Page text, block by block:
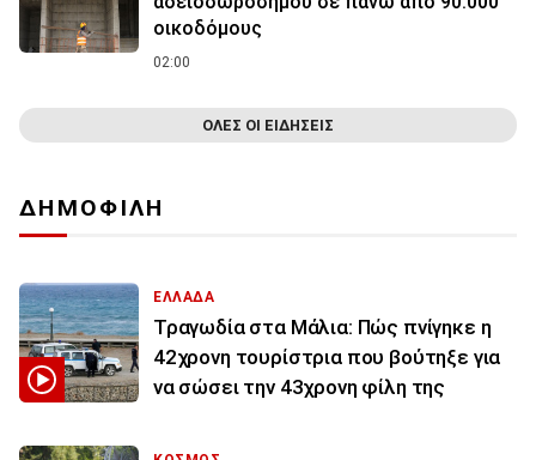
οικοδόμους
02:00
ΟΛΕΣ ΟΙ ΕΙΔΗΣΕΙΣ
ΔΗΜΟΦΙΛΗ
ΕΛΛΑΔΑ
Τραγωδία στα Μάλια: Πώς πνίγηκε η
42χρονη τουρίστρια που βούτηξε για
να σώσει την 43χρονη φίλη της